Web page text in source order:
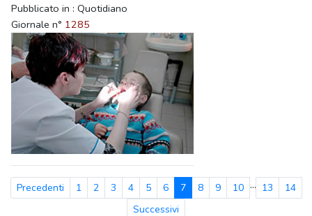
Pubblicato in : Quotidiano
Giornale n° 1285
Precedenti 1 2 3 4 5 6 7 8 9 10 ... 13
14
Successivi